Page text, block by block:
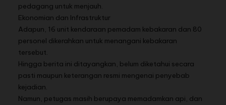
pedagang untuk menjauh.
Ekonomian dan Infrastruktur
Adapun, 16 unit kendaraan pemadam kebakaran dan 80
personel dikerahkan untuk menangani kebakaran
tersebut.
Hingga berita ini ditayangkan, belum diketahui secara
pasti maupun keterangan resmi mengenai penyebab
kejadian.
Namun, petugas masih berupaya memadamkan api, dan